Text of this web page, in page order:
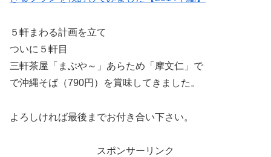
５軒まわる計画を立て
ついに５軒目
三軒茶屋「まぶや～」あらため「摩文仁」で
で沖縄そば（790円）を賞味してきました。
よろしければ最後までお付き合い下さい。
スポンサーリンク